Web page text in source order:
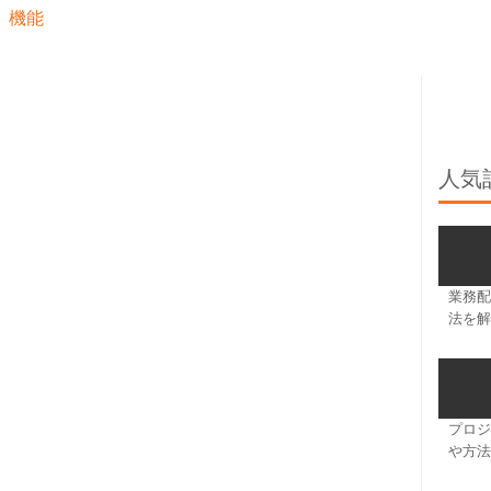
機能
人気
業務
法を
プロ
や方